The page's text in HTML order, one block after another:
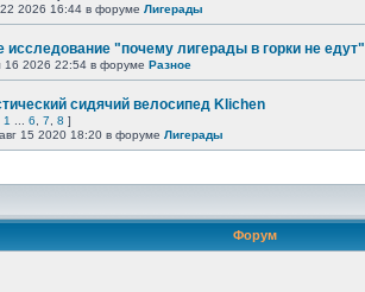
2026 16:44 в форуме Лигерады
исследование "почему лигерады в горки не
2026 22:54 в форуме Разное
сидячий велосипед Klichen
1 6 7 8 ]
15 2020 18:20 в форуме Лигерады
Форум